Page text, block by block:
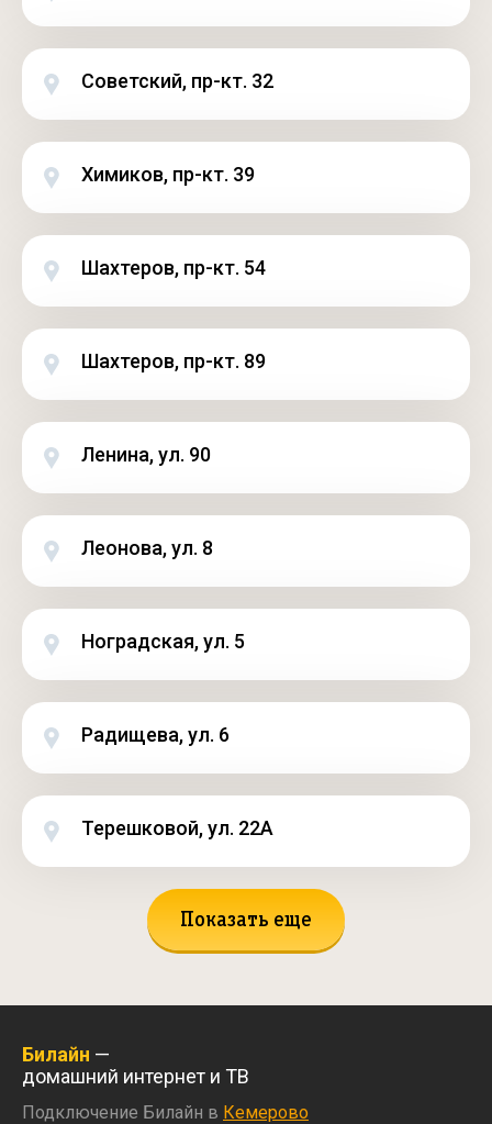
Советский, пр-кт. 32
Химиков, пр-кт. 39
Шахтеров, пр-кт. 54
Шахтеров, пр-кт. 89
Ленина, ул. 90
Леонова, ул. 8
Ноградская, ул. 5
Радищева, ул. 6
Терешковой, ул. 22А
Показать еще
Билайн —
домашний интернет и ТВ
Подключение Билайн в Кемерово